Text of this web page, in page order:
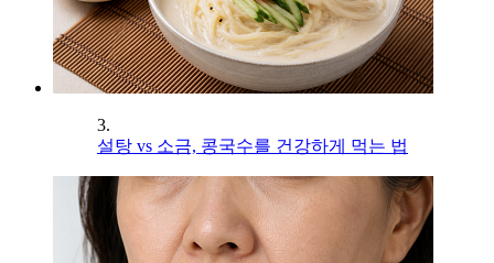
3.
설탕 vs 소금, 콩국수를 건강하게 먹는 법